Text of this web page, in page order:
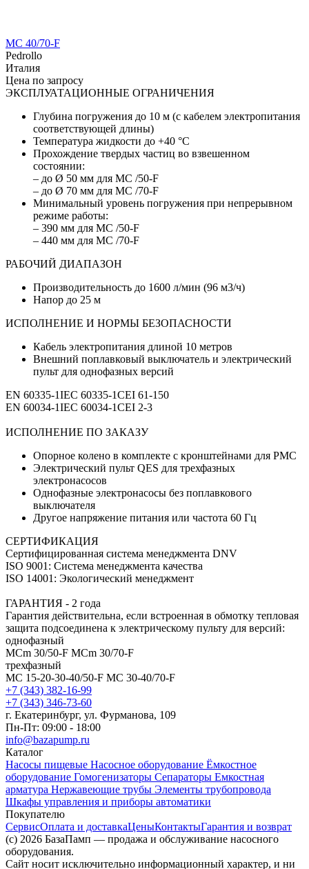
MC 40/70-F
Pedrollo
Италия
Цена по запросу
ЭКСПЛУАТАЦИОННЫЕ ОГРАНИЧЕНИЯ
Глубина погружения до 10 м (с кабелем электропитания
соответствующей длины)
Температура жидкости до +40 °C
Прохождение твердых частиц во взвешенном
состоянии:
– до Ø 50 мм для MC /50-F
– до Ø 70 мм для MC /70-F
Минимальный уровень погружения при непрерывном
режиме работы:
– 390 мм для MC /50-F
– 440 мм для MC /70-F
РАБОЧИЙ ДИАПАЗОН
Производительность до 1600 л/мин (96 м3/ч)
Напор до 25 м
ИСПОЛНЕНИЕ И НОРМЫ БЕЗОПАСНОСТИ
Кабель электропитания длиной 10 метров
Внешний поплавковый выключатель и электрический
пульт для однофазных версий
EN 60335-1IEC 60335-1CEI 61-150
EN 60034-1IEC 60034-1CEI 2-3
ИСПОЛНЕНИЕ ПО ЗАКАЗУ
Опорное колено в комплекте с кронштейнами для PMC
Электрический пульт QES для трехфазных
электронасосов
Однофазные электронасосы без поплавкового
выключателя
Другое напряжение питания или частота 60 Гц
СЕРТИФИКАЦИЯ
Сертифицированная система менеджмента DNV
ISO 9001: Система менеджмента качества
ISO 14001: Экологический менеджмент
ГАРАНТИЯ - 2 года
Гарантия действительна, если встроенная в обмотку тепловая
защита подсоединена к электрическому пульту для версий:
однофазный
MCm 30/50-F MCm 30/70-F
трехфазный
MC 15-20-30-40/50-F MC 30-40/70-F
+7 (343) 382-16-99
+7 (343) 346-73-‬60
г. Екатеринбург, ул. Фурманова, 109
Пн-Пт: 09:00 - 18:00
info@bazapump.ru
Каталог
Насосы пищевые Насосное оборудование Ёмкостное
оборудование Гомогенизаторы Сепараторы Емкостная
арматура Нержавеющие трубы Элементы трубопровода
Шкафы управления и приборы автоматики
Покупателю
СервисОплата и доставкаЦеныКонтактыГарантия и возврат
(c) 2026 БазаПамп — продажа и обслуживание насосного
оборудования.
Сайт носит исключительно информационный характер, и ни